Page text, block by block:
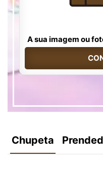
A sua imagem ou
Chupeta